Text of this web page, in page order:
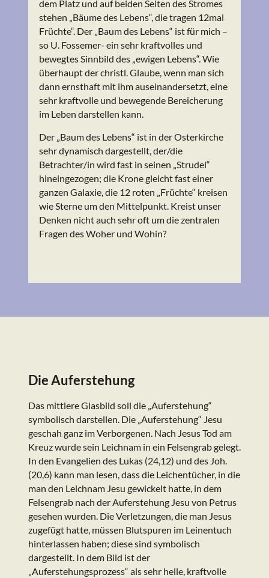
dem Platz und auf beiden Seiten des Stromes
stehen „Bäume des Lebens“, die tragen 12mal
Früchte“. Der „Baum des Lebens“ ist für mich –
so U. Fossemer- ein sehr kraftvolles und
bewegtes Sinnbild des „ewigen Lebens“. Wie
überhaupt der christl. Glaube, wenn man sich
dann ernsthaft mit ihm auseinandersetzt, eine
sehr kraftvolle und bewegende Bereicherung
im Leben darstellen kann.
Der „Baum des Lebens“ ist in der Osterkirche
sehr dynamisch dargestellt, der/die
Betrachter/in wird fast in seinen „Strudel“
hineingezogen; die Krone gleicht fast einer
ganzen Galaxie, die 12 roten „Früchte“ kreisen
wie Sterne um den Mittelpunkt. Kreist unser
Denken nicht auch sehr oft um die zentralen
Fragen des Woher und Wohin?
Die Auferstehung
Das mittlere Glasbild soll die „Auferstehung“
symbolisch darstellen. Die „Auferstehung“ Jesu
geschah ganz im Verborgenen. Nach Jesus Tod am
Kreuz wurde sein Leichnam in ein Felsengrab gelegt.
In den Evangelien des Lukas (24,12) und des Joh.
(20,6) kann man lesen, dass die Leichentücher, in die
man den Leichnam Jesu gewickelt hatte, in dem
Felsengrab nach der Auferstehung Jesu von Petrus
gesehen wurden. Die Verletzungen, die man Jesus
zugefügt hatte, müssen Blutspuren im Leinentuch
hinterlassen haben; diese sind symbolisch
dargestellt. In dem Bild ist der
„Auferstehungsprozess“ als sehr helle, kraftvolle